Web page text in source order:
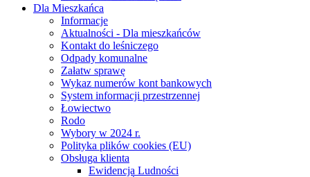
Dla Mieszkańca
Informacje
Aktualności - Dla mieszkańców
Kontakt do leśniczego
Odpady komunalne
Załatw sprawę
Wykaz numerów kont bankowych
System informacji przestrzennej
Łowiectwo
Rodo
Wybory w 2024 r.
Polityka plików cookies (EU)
Obsługa klienta
Ewidencja Ludności